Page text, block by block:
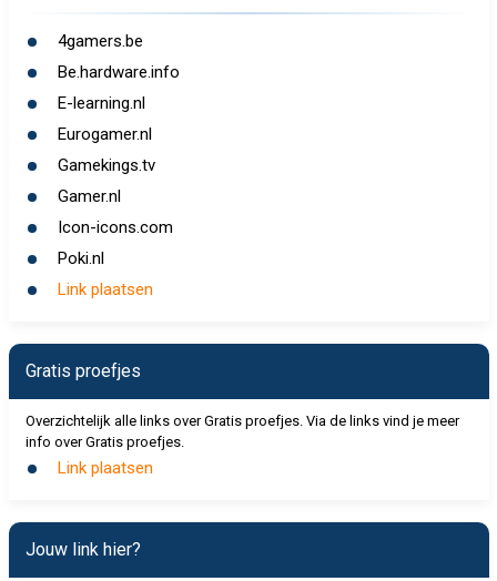
4gamers.be
Be.hardware.info
E-learning.nl
Eurogamer.nl
Gamekings.tv
Gamer.nl
Icon-icons.com
Poki.nl
Link plaatsen
Gratis proefjes
Overzichtelijk alle links over Gratis proefjes. Via de links vind je meer
info over Gratis proefjes.
Link plaatsen
Jouw link hier?